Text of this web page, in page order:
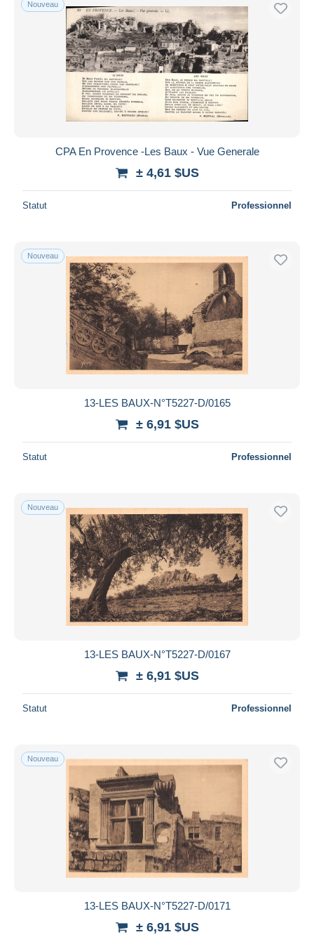
Nouveau
CPA En Provence -Les Baux - Vue Generale
± 4,61 $US
Statut Professionnel
Nouveau
13-LES BAUX-N°T5227-D/0165
± 6,91 $US
Statut Professionnel
Nouveau
13-LES BAUX-N°T5227-D/0167
± 6,91 $US
Statut Professionnel
Nouveau
13-LES BAUX-N°T5227-D/0171
± 6,91 $US